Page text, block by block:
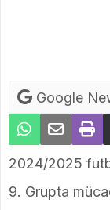
Google
2024/2025
9. Grupta